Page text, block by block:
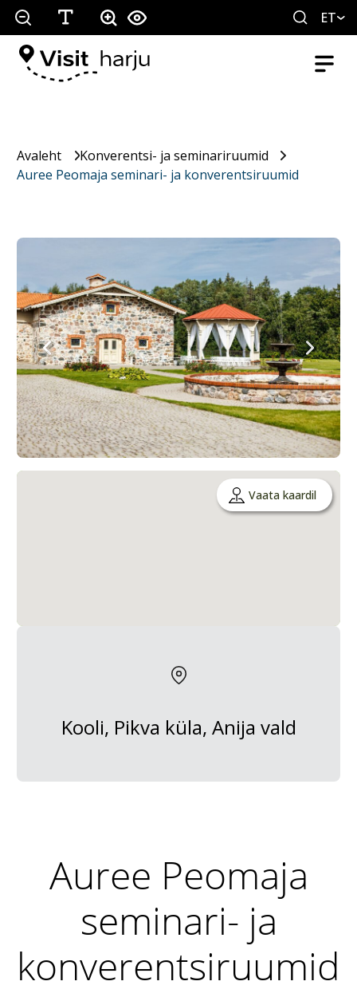
ET
Avaleht
Konverentsi- ja seminariruumid
Auree Peomaja seminari- ja konverentsiruumid
Vaata kaardil
Kooli, Pikva küla, Anija vald
Auree Peomaja
seminari- ja
konverentsiruumid